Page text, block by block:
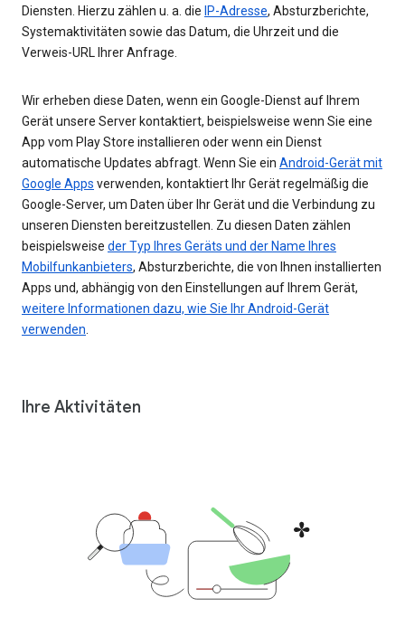
Diensten. Hierzu zählen u. a. die IP-Adresse, Absturzberichte,
Systemaktivitäten sowie das Datum, die Uhrzeit und die
Verweis-URL Ihrer Anfrage.
Wir erheben diese Daten, wenn ein Google-Dienst auf Ihrem
Gerät unsere Server kontaktiert, beispielsweise wenn Sie eine
App vom Play Store installieren oder wenn ein Dienst
automatische Updates abfragt. Wenn Sie ein Android-Gerät mit
Google Apps verwenden, kontaktiert Ihr Gerät regelmäßig die
Google-Server, um Daten über Ihr Gerät und die Verbindung zu
unseren Diensten bereitzustellen. Zu diesen Daten zählen
beispielsweise der Typ Ihres Geräts und der Name Ihres
Mobilfunkanbieters, Absturzberichte, die von Ihnen installierten
Apps und, abhängig von den Einstellungen auf Ihrem Gerät,
weitere Informationen dazu, wie Sie Ihr Android-Gerät
verwenden.
Ihre Aktivitäten